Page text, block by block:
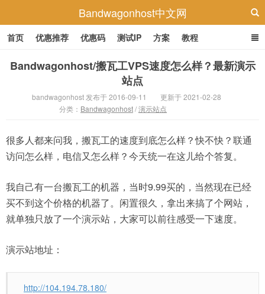
Bandwagonhost中文网
首页 优惠推荐 优惠码 测试IP 方案 教程
Bandwagonhost/搬瓦工VPS速度怎么样？最新演示
站点
bandwagonhost 发布于 2016-09-11
更新于 2021-02-28
分类： Bandwagonhost/演示站点
很多人都来问我，搬瓦工的速度到底怎么样？快不快？联通
访问怎么样，电信又怎么样？今天统一在这儿给个答复。
我自己有一台搬瓦工的机器，当时9.99买的，当然现在已经
买不到这个价格的机器了。闲置很久，拿出来搞了个网站，
就单独只放了一个演示站，大家可以前往感受一下速度。
演示站地址：
http://104.194.78.180/